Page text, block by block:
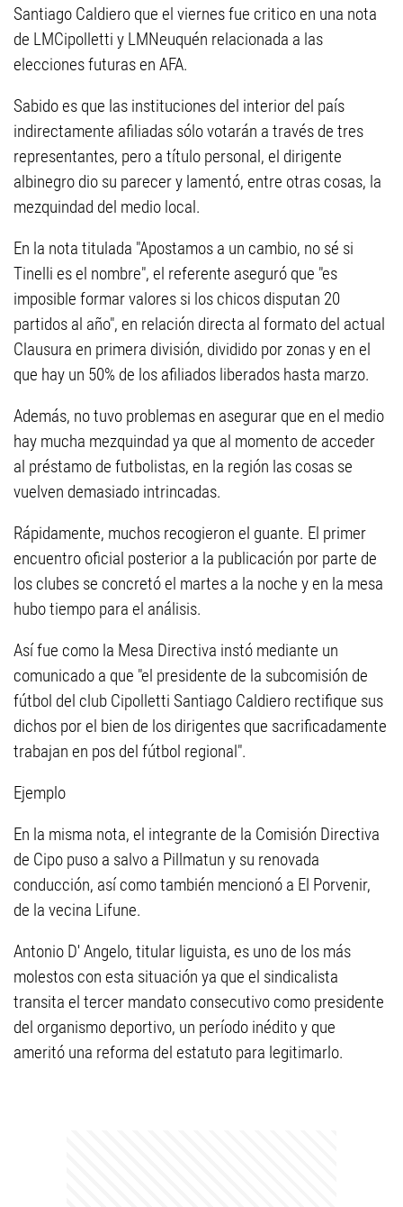
Santiago Caldiero que el viernes fue critico en una nota
de LMCipolletti y LMNeuquén relacionada a las
elecciones futuras en AFA.
Sabido es que las instituciones del interior del país
indirectamente afiliadas sólo votarán a través de tres
representantes, pero a título personal, el dirigente
albinegro dio su parecer y lamentó, entre otras cosas, la
mezquindad del medio local.
En la nota titulada "Apostamos a un cambio, no sé si
Tinelli es el nombre", el referente aseguró que "es
imposible formar valores si los chicos disputan 20
partidos al año", en relación directa al formato del actual
Clausura en primera división, dividido por zonas y en el
que hay un 50% de los afiliados liberados hasta marzo.
Además, no tuvo problemas en asegurar que en el medio
hay mucha mezquindad ya que al momento de acceder
al préstamo de futbolistas, en la región las cosas se
vuelven demasiado intrincadas.
Rápidamente, muchos recogieron el guante. El primer
encuentro oficial posterior a la publicación por parte de
los clubes se concretó el martes a la noche y en la mesa
hubo tiempo para el análisis.
Así fue como la Mesa Directiva instó mediante un
comunicado a que "el presidente de la subcomisión de
fútbol del club Cipolletti Santiago Caldiero rectifique sus
dichos por el bien de los dirigentes que sacrificadamente
trabajan en pos del fútbol regional".
Ejemplo
En la misma nota, el integrante de la Comisión Directiva
de Cipo puso a salvo a Pillmatun y su renovada
conducción, así como también mencionó a El Porvenir,
de la vecina Lifune.
Antonio D' Angelo, titular liguista, es uno de los más
molestos con esta situación ya que el sindicalista
transita el tercer mandato consecutivo como presidente
del organismo deportivo, un período inédito y que
ameritó una reforma del estatuto para legitimarlo.